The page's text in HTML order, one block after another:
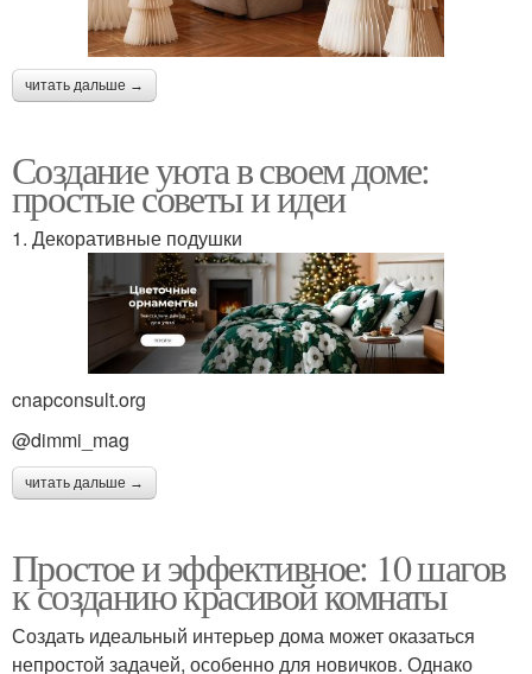
читать дальше →
Создание уюта в своем доме:
простые советы и идеи
1. Декоративные подушки
cnapconsult.org
@dimmi_mag
читать дальше →
Простое и эффективное: 10 шагов
к созданию красивой комнаты
Создать идеальный интерьер дома может оказаться
непростой задачей, особенно для новичков. Однако